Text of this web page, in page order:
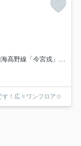
高野線「今宮戎」駅 徒歩9分
す！広々ワンフロア☆